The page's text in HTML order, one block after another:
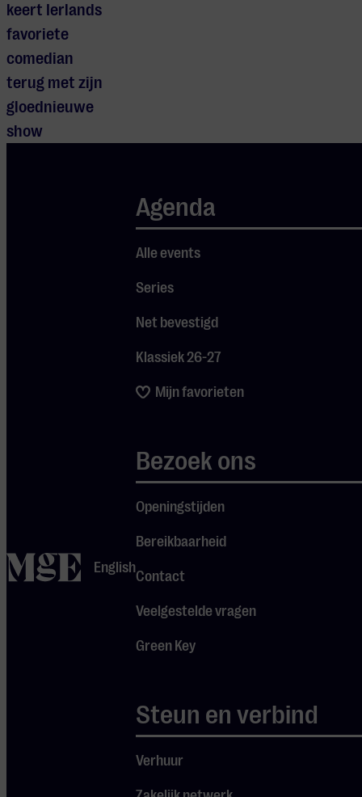
homeEnglish
Agenda
Alle events
Series
Net bevestigd
Klassiek 26-27
Mijn favorieten
Bezoek ons
Openingstijden
Bereikbaarheid
Contact
Veelgestelde vragen
Green Key
Steun en verbind
Verhuur
keert Ierlands
favoriete
comedian
terug met zijn
gloednieuwe
show
blokkeren youtube.
gebruik te maken van